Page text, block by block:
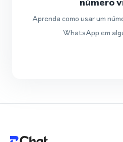
Aprenda como usar um
WhatsApp em